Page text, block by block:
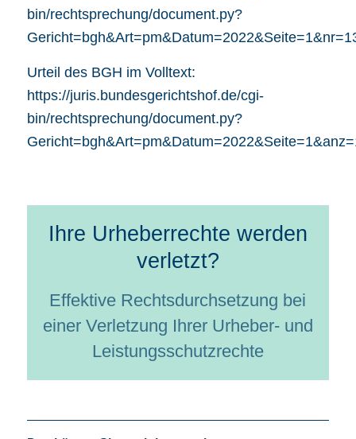
bin/rechtsprechung/document.py?
Urteil des BGH im Volltext:
https://juris.bundesgerichtshof.de/cgi-
bin/rechtsprechung/document.py?
Ihre Urheberrechte werden
verletzt?
Effektive Rechtsdurchsetzung bei
einer Verletzung Ihrer Urheber- und
Leistungsschutzrechte